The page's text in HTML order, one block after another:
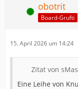
Online obotrit
Board-Grufti
15. April 2026 um 14:24
Zitat von
Eine Leihe von